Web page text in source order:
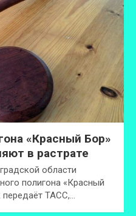
«Красный Бор»
в растрате
области
полигона «Красный
передаёт ТАСС,…